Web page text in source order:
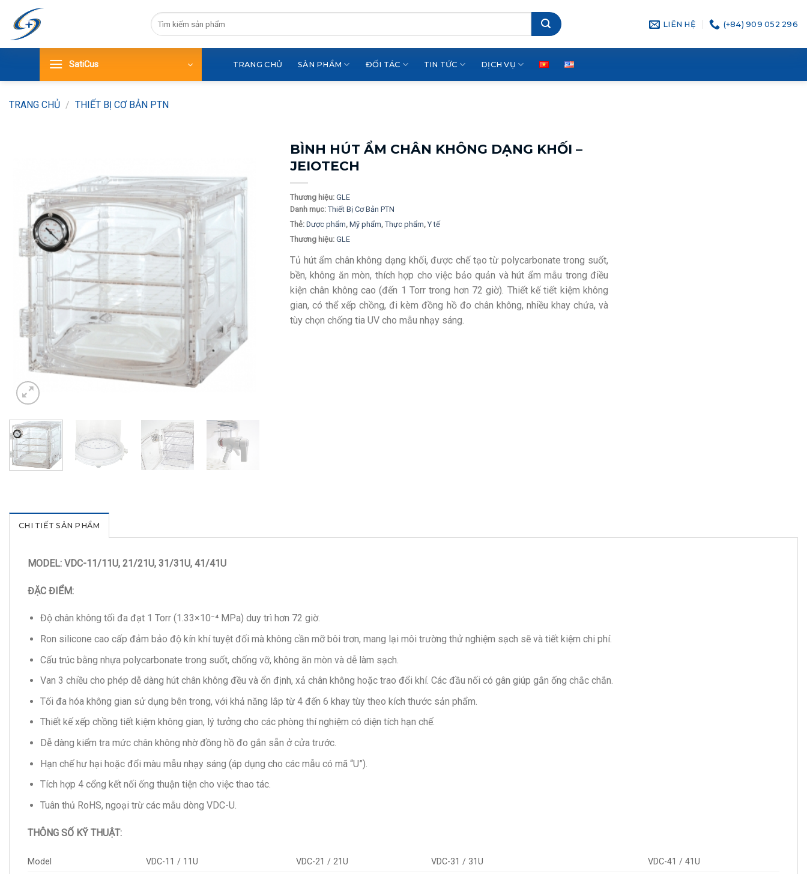
qua
nội
dung
Tìm
sản
LIÊN HỆ (+84) 909 052 296
SatiCus TRANG CHỦ SẢN PHẨM ĐỐI TÁC TIN TỨC DỊCH VỤ
TRANG CHỦ / THIẾT BỊ CƠ BẢN PTN
BÌNH HÚT ẨM CHÂN KHÔNG DẠNG KHỐI –
JEIOTECH
Thương hiệu: GLE
Danh mục: Thiết Bị Cơ Bản PTN
Thẻ: Dược phẩm, Mỹ phẩm, Thực phẩm, Y tế
Thương hiệu: GLE
Tủ hút ẩm chân không dạng khối, được chế tạo từ polycarbonate trong suốt,
bền, không ăn mòn, thích hợp cho việc bảo quản và hút ẩm mẫu trong điều
kiện chân không cao (đến 1 Torr trong hơn 72 giờ). Thiết kế tiết kiệm không
gian, có thể xếp chồng, đi kèm đồng hồ đo chân không, nhiều khay chứa, và
tùy chọn chống tia UV cho mẫu nhạy sáng.
CHI TIẾT SẢN PHẨM
MODEL: VDC-11/11U, 21/21U, 31/31U, 41/41U
ĐẶC ĐIỂM:
Độ chân không tối đa đạt 1 Torr (1.33×10⁻⁴ MPa) duy trì hơn 72 giờ.
Ron silicone cao cấp đảm bảo độ kín khí tuyệt đối mà không cần mỡ bôi trơn, mang lại môi trường thử nghiệm sạch sẽ và tiết kiệm chi phí.
Cấu trúc bằng nhựa polycarbonate trong suốt, chống vỡ, không ăn mòn và dễ làm sạch.
Van 3 chiều cho phép dễ dàng hút chân không đều và ổn định, xả chân không hoặc trao đổi khí. Các đầu nối có gân giúp gắn ống chắc chắn.
Tối đa hóa không gian sử dụng bên trong, với khả năng lắp từ 4 đến 6 khay tùy theo kích thước sản phẩm.
Thiết kế xếp chồng tiết kiệm không gian, lý tưởng cho các phòng thí nghiệm có diện tích hạn chế.
Dễ dàng kiểm tra mức chân không nhờ đồng hồ đo gắn sẵn ở cửa trước.
Hạn chế hư hại hoặc đổi màu mẫu nhạy sáng (áp dụng cho các mẫu có mã “U”).
Tích hợp 4 cổng kết nối ống thuận tiện cho việc thao tác.
Tuân thủ RoHS, ngoại trừ các mẫu dòng VDC-U.
THÔNG SỐ KỸ THUẬT:
Model VDC-11 / 11U VDC-21 / 21U VDC-31 / 31U
VDC-41 / 41U